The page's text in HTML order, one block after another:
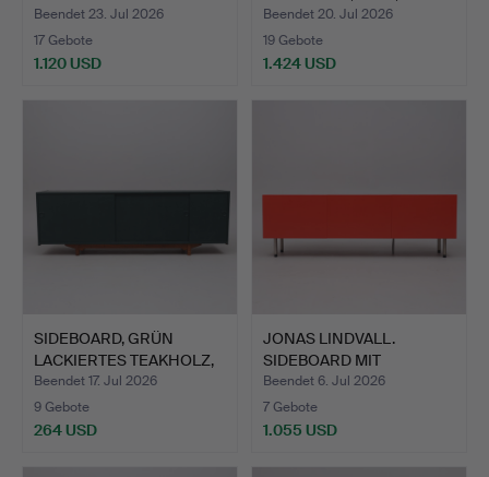
REGALSYSTEM, "ST…
Beendet 23. Jul 2026
17 Gebote
1.120 USD
"CORTINA", …
Beendet 20. Jul 2026
19 Gebote
1.424 USD
SIDEBOARD, GRÜN
LACKIERTES TEAKHOLZ,
WOHL …
Beendet 17. Jul 2026
9 Gebote
264 USD
JONAS LINDVALL.
SIDEBOARD MIT
BARSCHRANK, …
Beendet 6. Jul 2026
7 Gebote
1.055 USD